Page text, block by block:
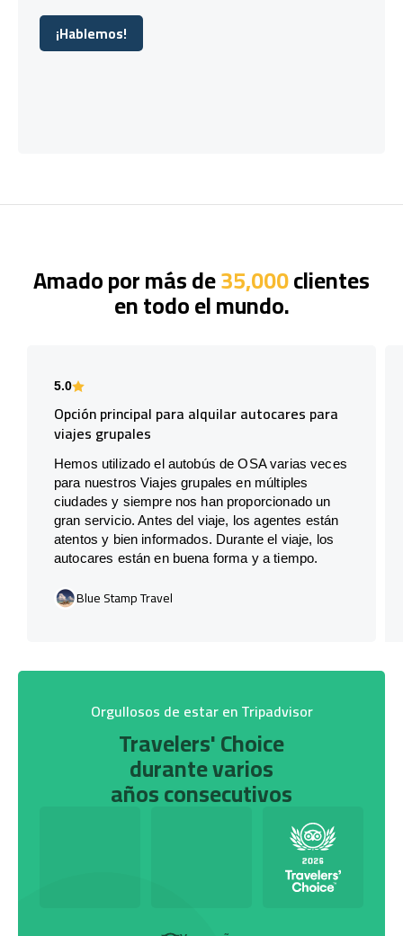
¡Hablemos!
¡Hablemos!
Amado por más de35,000clientes
en todo el mundo.
5.0
Opción principal para alquilar autocares para
viajes grupales
Hemos utilizado el autobús de OSA varias veces
para nuestros Viajes grupales en múltiples
ciudades y siempre nos han proporcionado un
gran servicio. Antes del viaje, los agentes están
atentos y bien informados. Durante el viaje, los
autocares están en buena forma y a tiempo.
Blue Stamp Travel
Orgullosos de estar en Tripadvisor
Travelers' Choice
durante varios
años consecutivos